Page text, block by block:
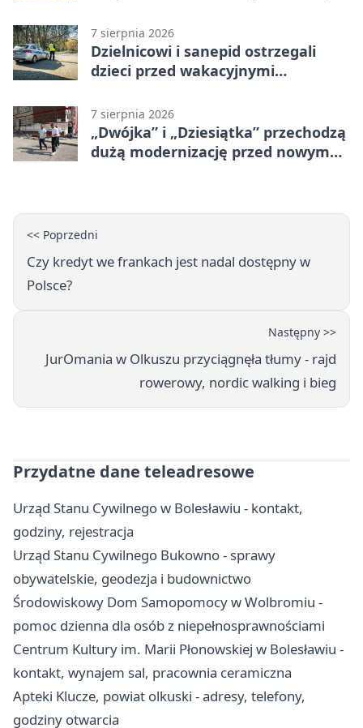
7 sierpnia 2026
Dzielnicowi i sanepid ostrzegali
dzieci przed wakacyjnymi
7 sierpnia 2026
„Dwójka” i „Dziesiątka” przechodzą
dużą modernizację przed nowym
<< Poprzedni
Czy kredyt we frankach jest nadal dostępny w
Polsce?
Następny >>
JurOmania w Olkuszu przyciągnęła tłumy - rajd
rowerowy, nordic walking i bieg
Przydatne dane teleadresowe
Urząd Stanu Cywilnego w Bolesławiu - kontakt,
godziny, rejestracja
Urząd Stanu Cywilnego Bukowno - sprawy
obywatelskie, geodezja i budownictwo
Środowiskowy Dom Samopomocy w Wolbromiu -
pomoc dzienna dla osób z niepełnosprawnościami
Centrum Kultury im. Marii Płonowskiej w Bolesławiu -
kontakt, wynajem sal, pracownia ceramiczna
Apteki Klucze, powiat olkuski - adresy, telefony,
godziny otwarcia